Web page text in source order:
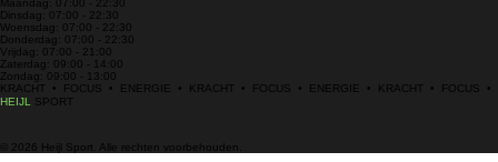
Maandag: 07:00 - 22:30
Dinsdag: 07:00 - 22:30
Woensdag: 07:00 - 22:30
Donderdag: 07:00 - 22:30
Vrijdag: 07:00 - 21:00
Zaterdag: 09:00 - 14:00
Zondag: 09:00 - 13:00
KRACHT  •  FOCUS  •  ENERGIE  •  KRACHT  •  FOCUS  •  ENERGIE  •  KRACHT  •  FOCUS  •
HEIJL
SPORT
© 2026 Heijl Sport. Alle rechten voorbehouden.